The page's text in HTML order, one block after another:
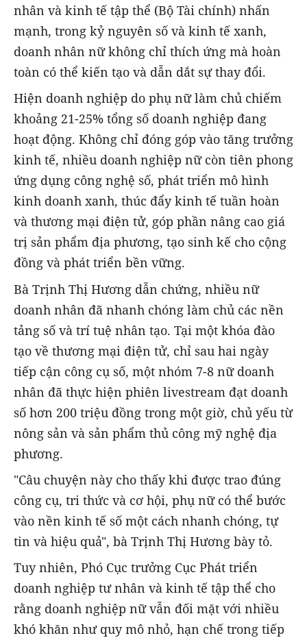
nhân và kinh tế tập thể (Bộ Tài chính) nhấn
mạnh, trong kỷ nguyên số và kinh tế xanh,
doanh nhân nữ không chỉ thích ứng mà hoàn
toàn có thể kiến tạo và dẫn dắt sự thay đổi.
Hiện doanh nghiệp do phụ nữ làm chủ chiếm
khoảng 21-25% tổng số doanh nghiệp đang
hoạt động. Không chỉ đóng góp vào tăng trưởng
kinh tế, nhiều doanh nghiệp nữ còn tiên phong
ứng dụng công nghệ số, phát triển mô hình
kinh doanh xanh, thúc đẩy kinh tế tuần hoàn
và thương mại điện tử, góp phần nâng cao giá
trị sản phẩm địa phương, tạo sinh kế cho cộng
đồng và phát triển bền vững.
Bà Trịnh Thị Hương dẫn chứng, nhiều nữ
doanh nhân đã nhanh chóng làm chủ các nền
tảng số và trí tuệ nhân tạo. Tại một khóa đào
tạo về thương mại điện tử, chỉ sau hai ngày
tiếp cận công cụ số, một nhóm 7-8 nữ doanh
nhân đã thực hiện phiên livestream đạt doanh
số hơn 200 triệu đồng trong một giờ, chủ yếu từ
nông sản và sản phẩm thủ công mỹ nghệ địa
phương.
"Câu chuyện này cho thấy khi được trao đúng
công cụ, tri thức và cơ hội, phụ nữ có thể bước
vào nền kinh tế số một cách nhanh chóng, tự
tin và hiệu quả", bà Trịnh Thị Hương bày tỏ.
Tuy nhiên, Phó Cục trưởng Cục Phát triển
doanh nghiệp tư nhân và kinh tế tập thể cho
rằng doanh nghiệp nữ vẫn đối mặt với nhiều
khó khăn như quy mô nhỏ, hạn chế trong tiếp